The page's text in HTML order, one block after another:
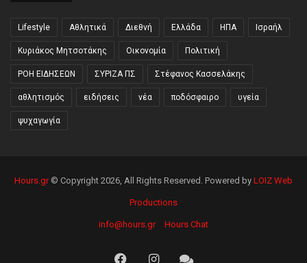
Lifestyle Αθλητικά Διεθνή Ελλάδα ΗΠΑ Ισραήλ
Κυριάκος Μητσοτάκης Οικονομία Πολιτική
ΡΟΗ ΕΙΔΗΣΕΩΝ ΣΥΡΙΖΑ ΠΣ Στέφανος Κασσελάκης
αθλητισμός ειδήσεις νέα ποδόσφαιρο υγεία
ψυχαγωγία
Hours.gr© Copyright 2026, All Rights Reserved. Powered by LOIZ Web
Productions
info@hours.gr Hours Chat
FacebookInstagramHours